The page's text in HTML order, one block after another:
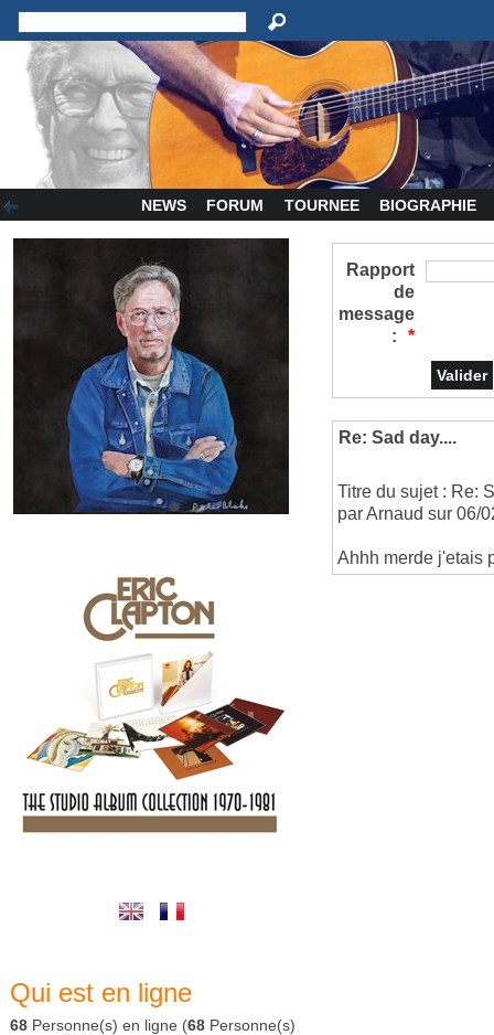
NEWS FORUM TOURNEE BIOGRAPHIE
Qui est en ligne
68 Personne(s) en ligne (68 Personne(s)
Rapport
de
message
:
*
Re: Sad day....
Titre du sujet : Re:
par Arnaud sur 06/
Ahhh merde j'etais